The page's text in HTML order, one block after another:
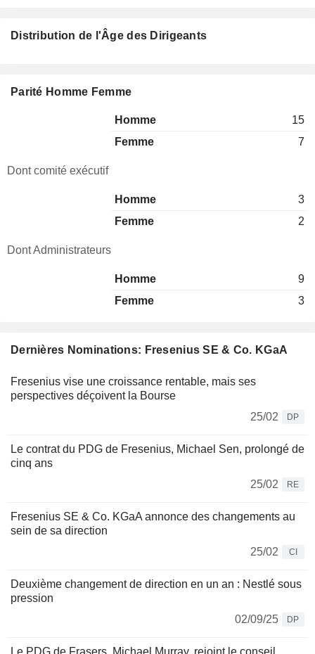
Dernières Nominations: Fresenius SE & Co. KGaA
Fresenius vise une croissance rentable, mais ses
perspectives déçoivent la Bourse
25/02
DP
Le contrat du PDG de Fresenius, Michael Sen, prolongé de
cinq ans
25/02
RE
Fresenius SE & Co. KGaA annonce des changements au
sein de sa direction
25/02
CI
Deuxième changement de direction en un an : Nestlé sous
pression
02/09/25
DP
Le PDG de Frasers, Michael Murray, rejoint le conseil
Distribution de l'Âge des Dirigeants
Parité Homme Femme
Homme
15
Femme
7
Dont comité exécutif
Homme
3
Femme
2
Dont Administrateurs
Homme
9
Femme
3